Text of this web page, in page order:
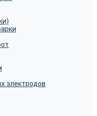
электродов